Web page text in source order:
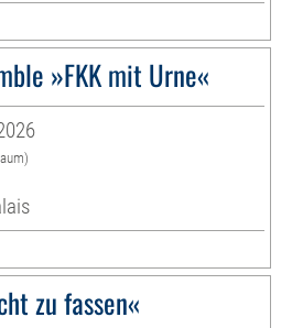
»FKK mit Urne«
zu fassen«